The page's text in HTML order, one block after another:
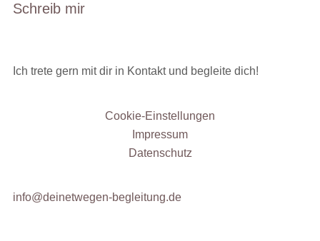
Schreib mir
Ich trete gern mit dir in Kontakt und begleite dich!
info@deinetwegen-begleitung.de
Cookie-Einstellungen
Impressum
Datenschutz